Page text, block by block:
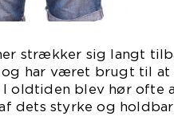
strækker sig langt
har været brugt til
oldtiden blev hør ofte
dets styrke og